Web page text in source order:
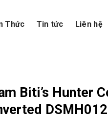
Thức Tin tức Liên hệ
Biti’s Hunter